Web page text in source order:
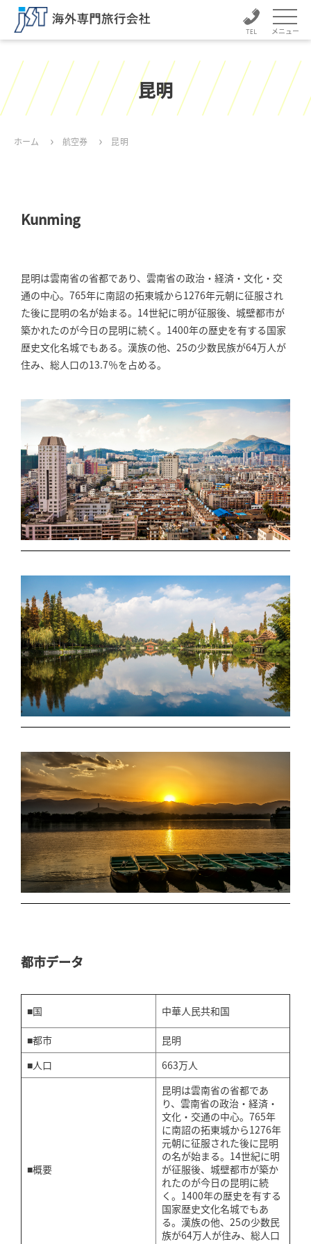
メニュー
昆明
ホーム 航空券 昆明
Kunming
昆明は雲南省の省都であり、雲南省の政治・経済・文化・交
通の中心。765年に南詔の拓東城から1276年元朝に征服され
た後に昆明の名が始まる。14世紀に明が征服後、城壁都市が
築かれたのが今日の昆明に続く。1400年の歴史を有する国家
歴史文化名城でもある。漢族の他、25の少数民族が64万人が
住み、総人口の13.7％を占める。
都市データ
■国 中華人民共和国
■都市
昆明
■人口
663万人
■概要
昆明は雲南省の省都であ
り、雲南省の政治・経済・
文化・交通の中心。765年
に南詔の拓東城から1276年
元朝に征服された後に昆明
の名が始まる。14世紀に明
が征服後、城壁都市が築か
れたのが今日の昆明に続
く。1400年の歴史を有する
国家歴史文化名城でもあ
る。漢族の他、25の少数民
族が64万人が住み、総人口